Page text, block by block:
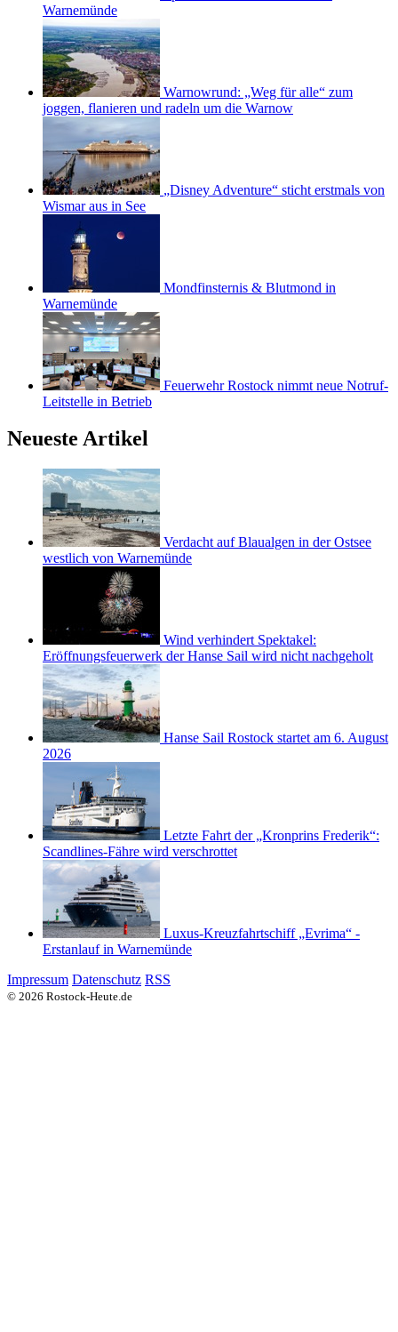
Warnemünde
Warnowrund: „Weg für alle“ zum
joggen, flanieren und radeln um die Warnow
„Disney Adventure“ sticht erstmals von
Wismar aus in See
Mondfinsternis & Blutmond in
Warnemünde
Feuerwehr Rostock nimmt neue Notruf-
Leitstelle in Betrieb
Neueste Artikel
Verdacht auf Blaualgen in der Ostsee
westlich von Warnemünde
Wind verhindert Spektakel:
Eröffnungsfeuerwerk der Hanse Sail wird nicht nachgeholt
Hanse Sail Rostock startet am 6. August
2026
Letzte Fahrt der „Kronprins Frederik“:
Scandlines-Fähre wird verschrottet
Luxus-Kreuzfahrtschiff „Evrima“ -
Erstanlauf in Warnemünde
Impressum Datenschutz RSS
© 2026 Rostock-Heute.de